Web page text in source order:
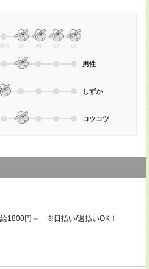
代 30 40 50 60
男性
しずか
コツコツ
1800円～ ※日払い/週払いOK！